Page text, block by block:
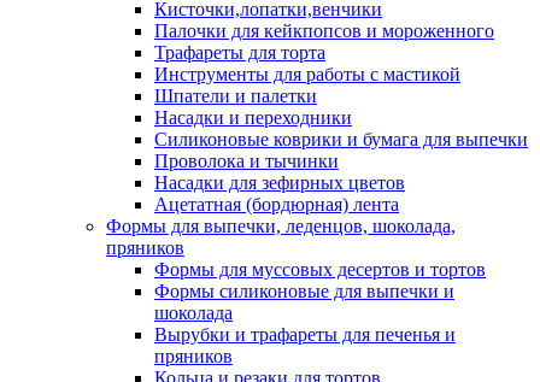
Кисточки,лопатки,венчики
Палочки для кейкпопсов и мороженного
Трафареты для торта
Инструменты для работы с мастикой
Шпатели и палетки
Насадки и переходники
Силиконовые коврики и бумага для выпечки
Проволока и тычинки
Насадки для зефирных цветов
Ацетатная (бордюрная) лента
Формы для выпечки, леденцов, шоколада,
пряников
Формы для муссовых десертов и тортов
Формы силиконовые для выпечки и
шоколада
Вырубки и трафареты для печенья и
пряников
Кольца и резаки для тортов